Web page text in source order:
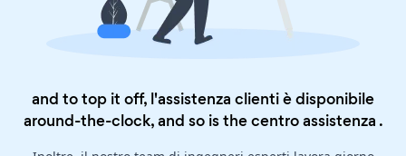
and to top it off, l'assistenza clienti è disponibile
around-the-clock, and so is thecentro assistenza .